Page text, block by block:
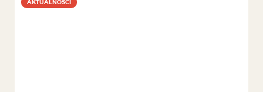
AKTUALNOŚCI
AKTUALNOŚCI